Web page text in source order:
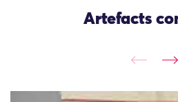
Artefacts